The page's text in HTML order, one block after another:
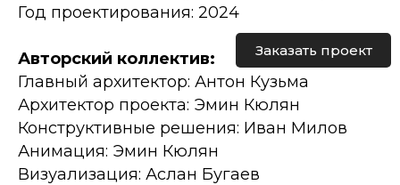
Заказать проект
Год проектирования: 2024
Авторский коллектив:
Главный архитектор: Антон Кузьма
Архитектор проекта: Эмин Кюлян
Конструктивные решения: Иван Милов
Анимация: Эмин Кюлян
Визуализация: Аслан Бугаев